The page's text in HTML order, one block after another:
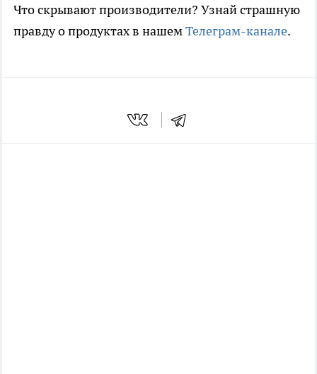
Что скрывают производители? Узнай страшную
правду о продуктах в нашемТелеграм-канале.